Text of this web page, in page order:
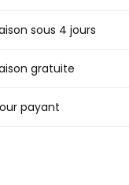
sous 4 jours
gratuite
payant